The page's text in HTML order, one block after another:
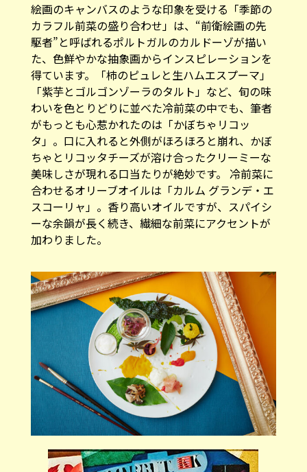
絵画のキャンバスのような印象を受ける「季節の
カラフル前菜の盛り合わせ」は、“前衛絵画の先
駆者”と呼ばれるポルトガルのカルドーゾが描い
た、色鮮やかな抽象画からインスピレーションを
得ています。「柿のピュレと生ハムエスプーマ」
「紫芋とゴルゴンゾーラのタルト」など、旬の味
わいを色とりどりに並べた冷前菜の中でも、筆者
がもっとも心惹かれたのは「かぼちゃリコッ
タ」。口に入れると外側がほろほろと崩れ、かぼ
ちゃとリコッタチーズが溶け合ったクリーミーな
美味しさが現れる口当たりが絶妙です。 冷前菜に
合わせるオリーブオイルは「カルム グランデ・エ
スコーリャ」。香り高いオイルですが、スパイシ
ーな余韻が長く続き、繊細な前菜にアクセントが
加わりました。